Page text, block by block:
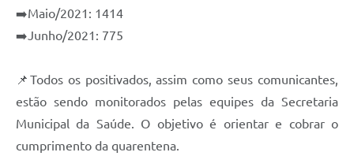
➡️Maio/2021: 1414
➡️Junho/2021: 775
📌Todos os positivados, assim como seus comunicantes,
estão sendo monitorados pelas equipes da Secretaria
Municipal da Saúde. O objetivo é orientar e cobrar o
cumprimento da quarentena.